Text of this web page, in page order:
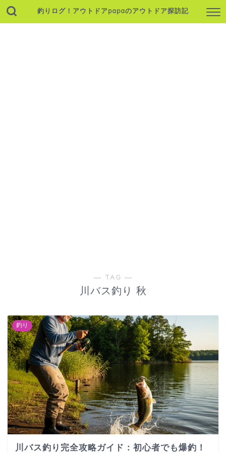
釣りログ！アウトドアpapaのアウトドア探訪記
― TAG ―
川バス釣り 秋
釣り
川バス釣り完全攻略ガイド：初心者でも爆釣！